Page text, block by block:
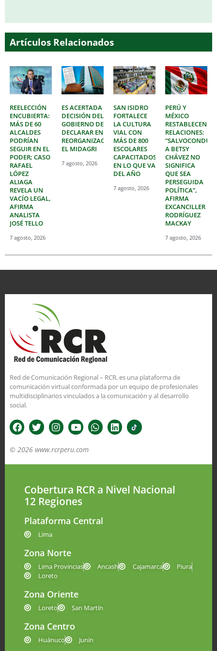
Artículos Relacionados
REELECCIÓN
ENCUBIERTA:
MÁS DE 60
ALCALDES
PODRÍAN
SEGUIR EN EL
PODER; CASO
RAFAEL
LÓPEZ
ALIAGA
REVELA UN
VACÍO LEGAL,
AFIRMA
ANALISTA
JOSÉ TELLO
7 agosto, 2026
ES ACERTADA
DECISIÓN DEL
GOBIERNO DE
DECLARAR EN
REORGANIZACIÓN
EL MIDAGRI
7 agosto, 2026
SAN ISIDRO
FORTALECE
LA CULTURA
VIAL CON
MÁS DE 800
ESCOLARES
CAPACITADOS
EN LO QUE VA
DEL AÑO
7 agosto, 2026
PERÚ Y
MÉXICO
RESTABLECEN
RELACIONES:
A BETSY
CHÁVEZ NO
SIGNIFICA
QUE SEA
PERSEGUIDA
POLÍTICA”,
AFIRMA
EXCANCILLER
RODRÍGUEZ
MACKAY
7 agosto, 2026
Red de Comunicación Regional – RCR, es una plataforma de
comunicación virtual conformada por un equipo de profesionales
multidisciplinarios vinculados a la comunicación y al desarrollo
social.
© 2026 www.rcrperu.com
Cobertura RCR a Nivel Nacional
12 Regiones
Plataforma Central
Lima
Zona Norte
Lima Provincias Ancash Cajamarca
Piura
Loreto
Zona Oriente
Loreto San Martín
Zona Centro
Huánuco Junín